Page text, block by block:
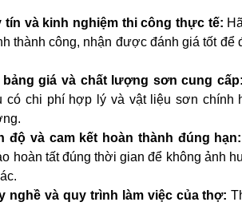
tín và kinh nghiệm thi công thực tế:
thành công, nhận được đánh giá tốt
giá và chất lượng sơn cung cấp:
có chi phí hợp lý và vật liệu sơn chính
độ và cam kết hoàn thành đúng hạn:
hoàn tất đúng thời gian để không ảnh
nghề và quy trình làm việc của thợ: